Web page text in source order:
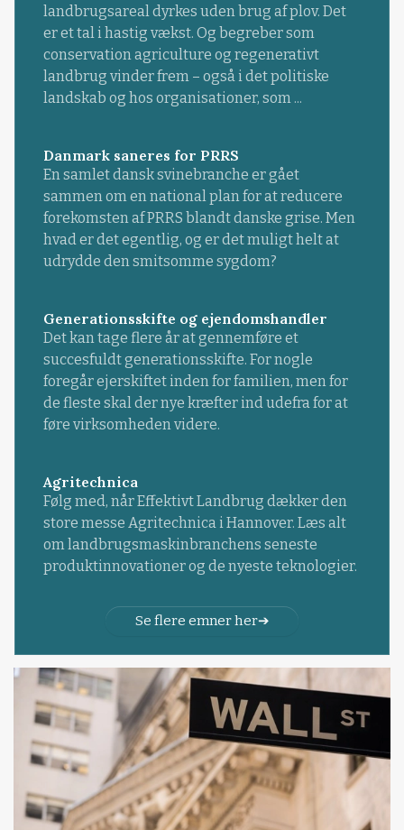
landbrugsareal dyrkes uden brug af plov. Det
er et tal i hastig vækst. Og begreber som
conservation agriculture og regenerativt
landbrug vinder frem – også i det politiske
landskab og hos organisationer, som ...
Danmark saneres for PRRS
En samlet dansk svinebranche er gået
sammen om en national plan for at reducere
forekomsten af PRRS blandt danske grise. Men
hvad er det egentlig, og er det muligt helt at
udrydde den smitsomme sygdom?
Generationsskifte og ejendomshandler
Det kan tage flere år at gennemføre et
succesfuldt generationsskifte. For nogle
foregår ejerskiftet inden for familien, men for
de fleste skal der nye kræfter ind udefra for at
føre virksomheden videre.
Agritechnica
Følg med, når Effektivt Landbrug dækker den
store messe Agritechnica i Hannover. Læs alt
om landbrugsmaskinbranchens seneste
produktinnovationer og de nyeste teknologier.
Se flere emner her